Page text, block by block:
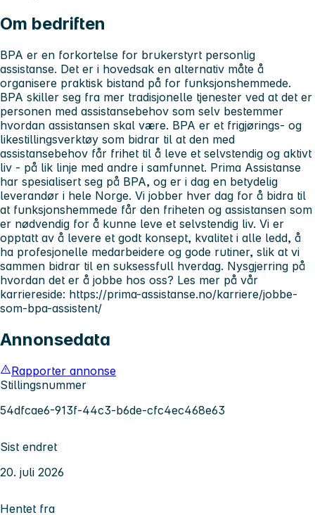
Om bedriften
BPA er en forkortelse for brukerstyrt personlig
assistanse. Det er i hovedsak en alternativ måte å
organisere praktisk bistand på for funksjonshemmede.
BPA skiller seg fra mer tradisjonelle tjenester ved at det er
personen med assistansebehov som selv bestemmer
hvordan assistansen skal være. BPA er et frigjørings- og
likestillingsverktøy som bidrar til at den med
assistansebehov får frihet til å leve et selvstendig og aktivt
liv - på lik linje med andre i samfunnet. Prima Assistanse
har spesialisert seg på BPA, og er i dag en betydelig
leverandør i hele Norge. Vi jobber hver dag for å bidra til
at funksjonshemmede får den friheten og assistansen som
er nødvendig for å kunne leve et selvstendig liv. Vi er
opptatt av å levere et godt konsept, kvalitet i alle ledd, å
ha profesjonelle medarbeidere og gode rutiner, slik at vi
sammen bidrar til en suksessfull hverdag. Nysgjerring på
hvordan det er å jobbe hos oss? Les mer på vår
karriereside: https://prima-assistanse.no/karriere/jobbe-
som-bpa-assistent/
Annonsedata
Rapporter annonse
Stillingsnummer
54dfcae6-913f-44c3-b6de-cfc4ec468e63
Sist endret
20. juli 2026
Hentet fra